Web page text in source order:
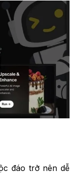
đáo trở nên dễ